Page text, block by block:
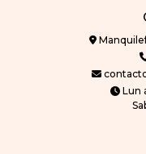
Lun